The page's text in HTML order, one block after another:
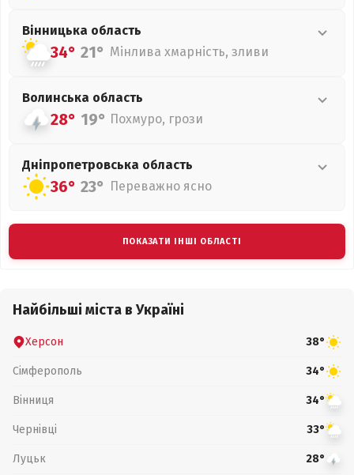
Вінницька область
34° 21° Мінлива хмарність, зливи
Волинська область
28° 19° Похмуро, грози
Дніпропетровська область
36° 23° Переважно ясно
ПОКАЗАТИ ІНШІ ОБЛАСТІ
Найбільші міста в Україні
Херсон 38°
Сімферополь 34°
Вінниця 34°
Чернівці 33°
Луцьк 28°